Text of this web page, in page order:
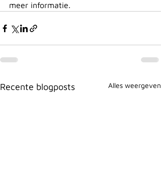
meer informatie.
Recente blogposts Alles weergeven